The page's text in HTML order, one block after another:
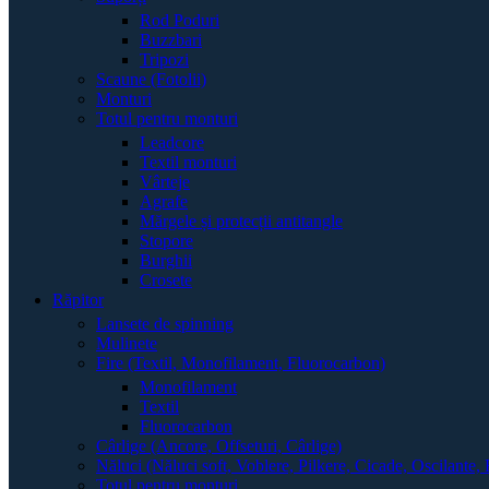
Rod Poduri
Buzzbari
Tripozi
Scaune (Fotolii)
Monturi
Totul pentru monturi
Leadcore
Textil monturi
Vârteje
Agrafe
Mărgele și protecții antitangle
Stopore
Burghii
Crosete
Răpitor
Lansete de spinning
Mulinete
Fire (Textil, Monofilament, Fluorocarbon)
Monofilament
Textil
Fluorocarbon
Cârlige (Ancore, Offseturi, Cârlige)
Năluci (Năluci soft, Voblere, Pilkere, Cicade, Oscilante,
Totul pentru monturi